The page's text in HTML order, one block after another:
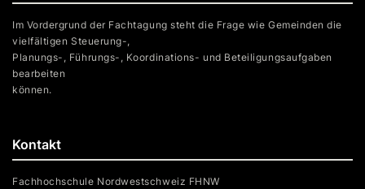
Kontakt
Fachhochschule Nordwestschweiz FHNW
Im Vordergrund der Fachtagung steht die Frage wie Gemeinden die
vielfältigen Steuerung-,
Planungs-, Führungs-, Koordinations- und Beteiligungsaufgaben
bearbeiten
können.